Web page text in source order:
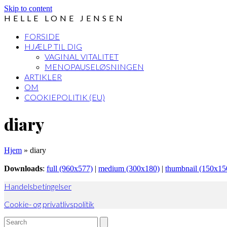
Skip to content
HELLE LONE JENSEN
FORSIDE
HJÆLP TIL DIG
VAGINAL VITALITET
MENOPAUSELØSNINGEN
ARTIKLER
OM
COOKIEPOLITIK (EU)
mobile
menu
mobile
menu
diary
Hjem » diary
Downloads: full (960x577) | medium (300x180) | thumbnail
Handelsbetingelser
Cookie- og privatlivspolitik
Search